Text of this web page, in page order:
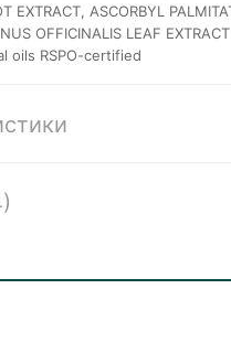
EXTRACT, ASCORBYL
OFFICINALIS LEAF
oils RSPO-certified